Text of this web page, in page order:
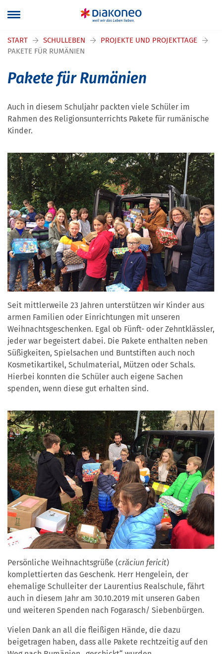
START SCHULLEBEN
PROJEKTE UND PROJEKTTAGE
PAKETE FÜR RUMÄNIEN
Pakete für Rumänien
Auch in diesem Schuljahr packten viele Schüler im
Rahmen des Religionsunterrichts Pakete für rumänische
Kinder.
Seit mittlerweile 23 Jahren unterstützen wir Kinder aus
armen Familien oder Einrichtungen mit unseren
Weihnachtsgeschenken. Egal ob Fünft- oder Zehntklässler,
jeder war begeistert dabei. Die Pakete enthalten neben
Süßigkeiten, Spielsachen und Buntstiften auch noch
Kosmetikartikel, Schulmaterial, Mützen oder Schals.
Hierbei konnten die Schüler auch eigene Sachen
spenden, wenn diese gut erhalten sind.
Persönliche Weihnachtsgrüße (crăciun fericit)
komplettierten das Geschenk. Herr Hengelein, der
ehemalige Schulleiter der Laurentius Realschule, fährt
auch in diesem Jahr am 30.10.2019 mit unseren Gaben
und weiteren Spenden nach Fogarasch/ Siebenbürgen.
Vielen Dank an all die fleißigen Hände, die dazu
beigetragen haben, dass alle Pakete rechtzeitig auf den